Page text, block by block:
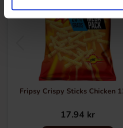
Fripsy Crispy Sticks Chicken
17.94 kr